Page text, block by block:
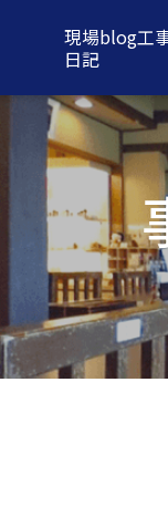
現場blog工
日記